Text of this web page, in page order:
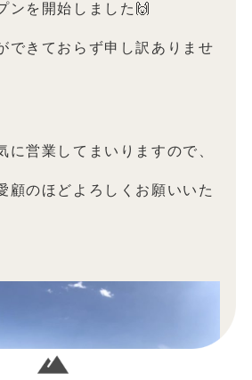
ンを開始しました🙌
できておらず申し訳ありませ
に営業してまいりますので、
顧のほどよろしくお願いいた